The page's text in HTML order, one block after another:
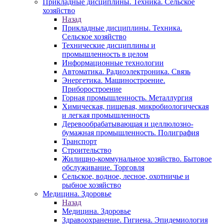
Прикладные дисциплины. Техника. Сельское
хозяйство
Назад
Прикладные дисциплины. Техника.
Сельское хозяйство
Технические дисциплины и
промышленность в целом
Информационные технологии
Автоматика. Радиоэлектроника. Связь
Энергетика. Машиностроение.
Приборостроение
Горная промышленность. Металлургия
Химическая, пищевая, микробиологическая
и легкая промышленность
Деревообрабатывающая и целлюлозно-
бумажная промышленность. Полиграфия
Транспорт
Строительство
Жилищно-коммунальное хозяйство. Бытовое
обслуживание. Торговля
Сельское, водное, лесное, охотничье и
рыбное хозяйство
Медицина. Здоровье
Назад
Медицина. Здоровье
Здравоохранение. Гигиена. Эпидемиология